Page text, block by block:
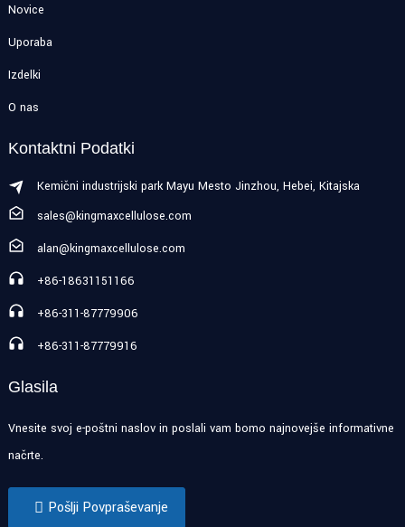
Novice
Uporaba
Izdelki
O nas
Kontaktni Podatki
Kemični industrijski park Mayu Mesto Jinzhou, Hebei, Kitajska
sales@kingmaxcellulose.com
alan@kingmaxcellulose.com
+86-18631151166
+86-311-87779906
+86-311-87779916
Glasila
Vnesite svoj e-poštni naslov in poslali vam bomo najnovejše informativne
načrte.
Pošlji Povpraševanje